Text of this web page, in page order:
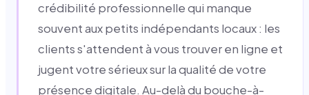
crédibilité professionnelle qui manque
souvent aux petits indépendants locaux : les
clients s'attendent à vous trouver en ligne et
jugent votre sérieux sur la qualité de votre
présence digitale. Au-delà du bouche-à-